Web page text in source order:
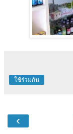
ใช้ร่วมกัน
‹